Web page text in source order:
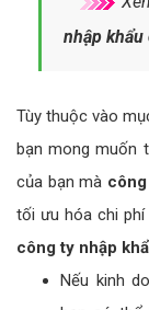
Với ngân sách
nhập khẩu, bạn
dụng và có mức
nhập khẩu xuất
thương hiệu tốt
bạn